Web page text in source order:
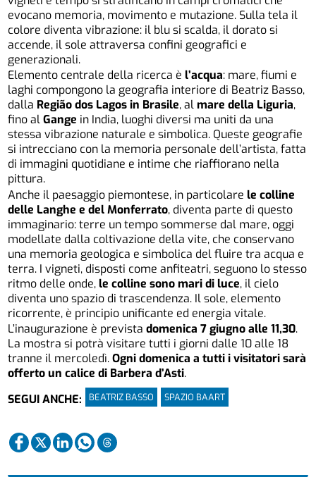
evocano memoria, movimento e mutazione. Sulla tela il
colore diventa vibrazione: il blu si scalda, il dorato si
accende, il sole attraversa confini geografici e
generazionali.
Elemento centrale della ricerca èl’acqua: mare, fiumi e
laghi compongono la geografia interiore di Beatriz Basso,
dalla Região dos Lagos in Brasile, almare della Liguria,
fino alGange in India, luoghi diversi ma uniti da una
stessa vibrazione naturale e simbolica. Queste geografie
si intrecciano con la memoria personale dell’artista, fatta
di immagini quotidiane e intime che riaffiorano nella
pittura.
Anche il paesaggio piemontese, in particolarele colline
delle Langhe e del Monferrato, diventa parte di questo
immaginario: terre un tempo sommerse dal mare, oggi
modellate dalla coltivazione della vite, che conservano
una memoria geologica e simbolica del fluire tra acqua e
terra. I vigneti, disposti come anfiteatri, seguono lo stesso
ritmo delle onde,le colline sono mari di luce, il cielo
diventa uno spazio di trascendenza. Il sole, elemento
ricorrente, è principio unificante ed energia vitale.
L’inaugurazione è previstadomenica 7 giugno alle 11,30.
La mostra si potrà visitare tutti i giorni dalle 10 alle 18
tranne il mercoledì.Ogni domenica a tutti i visitatori sarà
offerto un calice di Barbera d’Asti.
SEGUI ANCHE:
BEATRIZ BASSO SPAZIO BAART